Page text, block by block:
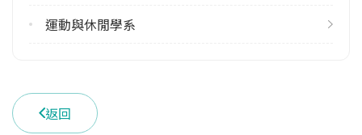
金門縣金寧鄉大學路1號
運動與休閒學系
返回